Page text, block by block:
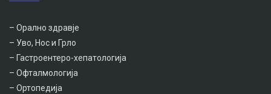
– Орално здравје
– Уво, Нос и Грло
– Гастроентеро-хепатологија
– Офталмологија
– Ортопедија